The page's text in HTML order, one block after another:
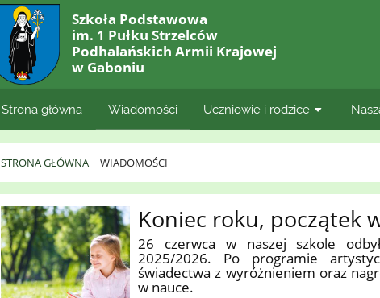
Szkoła Podstawowa
im. 1 Pułku Strzelców
Podhalańskich Armii Krajowej
w Gaboniu
Strona główna Wiadomości Uczniowie i rodzice
STRONA GŁÓWNA WIADOMOŚCI
Wiadomości Koniec roku, początek
26 czerwca w naszej szkole
2025/2026. Po programie
świadectwa z wyróżnieniem oraz
w nauce.